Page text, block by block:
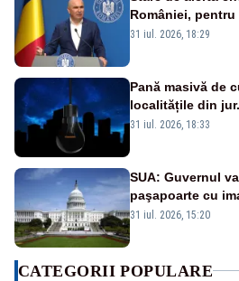
României,
a anunțat
31 iul. 2026, 18:29
Pană masivă de
localitățile din
semafoarele,
31 iul. 2026, 18:33
SUA: Guvernul
paşapoarte cu
începând cu 8
31 iul. 2026, 15:20
CATEGORII POPULARE